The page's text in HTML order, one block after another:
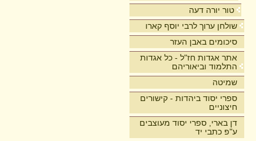
טור יורה דעה
שולחן ערוך לרבי יוסף קארו
סיכומים באבן העזר
אתר אגדות חז"ל - כל אגדות
התלמוד וביאוריהם
שמיטה
ספרי יסוד ביהדות - קישורים
חיצוניים
דן בארי, ספרי יסוד מעוצבים
ע"פ כתבי יד